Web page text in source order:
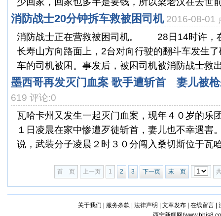
消防战士20分钟拆车救被困司机 2016-08-01
消防战士正在营救被困司机。 28日14时许，
长寿山方向路面上，2台对向行驶的翻斗车发生
车的司机被困。事发后，被困司机被消防战士救
墨西哥再发灭门血案 歌手遭斩首 妻儿被
619 评论:0
瓦哈卡州又发生一起灭门血案，现年４０岁的乐
１日凌晨在家中惨遭歹徒斩首，妻儿也不幸
说，武装分子凌晨２时３０分闯入桑切斯位于瓦
首 页 上一页 1 2 3 下一页 末 页
关于我们 服务条款 法律声明 文章发布| 在线留言|